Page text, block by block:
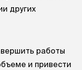
других
работы
и привести